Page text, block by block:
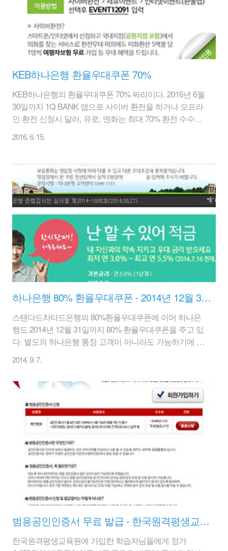
나 바로 온라..
KEB하나은행 환율우대쿠폰 70%
KEB하나은행의 환율우대쿠폰 70% 짜리이다. 2016년 6월
30일까지 1Q BANK 앱으로 사이버 환전을 하거나 오프라
인 환전 신청시 달러, 유로, 엔화는 최대 70% 환전 수수료
2016. 6. 15.
하나은행 80% 환율우대쿠폰 - 2014년 12월 31일까지
스탠다드차타드은행의 80%환율우대쿠폰에 이어 하나은
행도 2014년 12월 31일까지 80% 환율우대쿠폰을 주고 있
다. 별도의 하나은행 통장 고객이 아니라도 가능하기에 좋
을 해서 통장에 입금해 버리면 편리하기 때문에 좋을 듯
하다. [ 80% 환율우대쿠폰 - 출처 : 하나은행 ] [ 하나은행
80% 환율우대쿠폰 받기 바로가기 ] 대상영업점 : 하나은행
전 영업점(단, 인천공항 및 Net점 환전서비스는 제외) 대상
통화 : 미국달러, 유로화, 일본엔화(기타통화 50% 우대, 해
외송금은 모든 통화 60% 우대) 대상거래 : 외화현찰 사고
팔때, 해외로의 당발송금시 미화 200불이상 거래시에만
우대제공 유효기간 : 2014년 12월 31일까지 괜찮은 조건
이다..
2014. 9. 7.
범용공인인증서 무료 발급 - 한국원격평생교육원
한국원격평생교육원에 가입한 학습자님들에게 정가